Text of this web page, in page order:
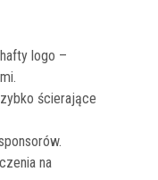
logo –
ścierające
na